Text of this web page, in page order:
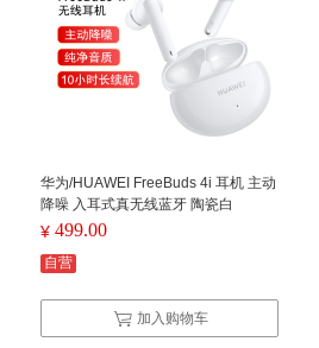
华为/HUAWEI FreeBuds 4i 耳机 主动
降噪 入耳式真无线蓝牙 陶瓷白
¥ 499.00
自营
加入购物车